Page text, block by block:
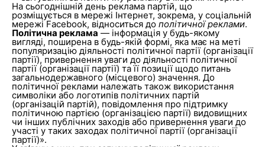
На сьогоднішній день реклама партій, що
розміщується в мережі Інтернет, зокрема, у соціальній
мережі Facebook, відноситься до політичної реклами.
Політична реклама— інформація у будь-якому
вигляді, поширена в будь-якій формі, яка має на меті
популяризацію діяльності політичної партії (організації
партії), привернення уваги до діяльності політичної
партії (організації партії) та її позиції щодо питань
загальнодержавного (місцевого) значення. До
політичної реклами належать також використання
символіки або логотипів політичних партій
(організацій партій), повідомлення про підтримку
політичною партією (організацією партії) видовищних
чи інших публічних заходів або привернення уваги до
участі у таких заходах політичної партії (організації
партії)».